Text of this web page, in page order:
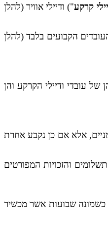
קרקע") ודיילי אוויר (להלן
אשר הוראותיו חלות, רובן ככולן, על העובדים הקבועים בלבד (להלן
עובדי ודיילי הקרקע והן
אלא אם כן נקבע אחרת
והזכויות המפורטים
כשמונה שבועות אשר מכשיר